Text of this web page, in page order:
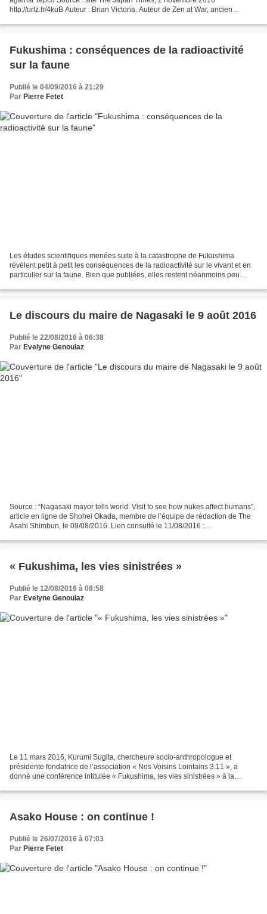
http://urlz.fr/4kuB Auteur : Brian Victoria. Auteur de Zen at War, ancien
Fukushima : conséquences de la radioactivité
sur la faune
Publié le 04/09/2016 à 21:29
Par Pierre Fetet
Les études scientifiques menées suite à la catastrophe de Fukushima
révèlent petit à petit les conséquences de la radioactivité sur le vivant et en
particulier sur la faune. Bien que publiées, elles restent néanmoins peu
Le discours du maire de Nagasaki le 9 août 2016
Publié le 22/08/2016 à 06:38
Par Evelyne Genoulaz
Source : “Nagasaki mayor tells world: Visit to see how nukes affect humans”,
article en ligne de Shohei Okada, membre de l’équipe de rédaction de The
Asahi Shimbun, le 09/08/2016. Lien consulté le 11/08/2016 :
« Fukushima, les vies sinistrées »
Publié le 12/08/2016 à 08:58
Par Evelyne Genoulaz
Le 11 mars 2016, Kurumi Sugita, chercheure socio-anthropologue et
présidente fondatrice de l’association « Nos Voisins Lointains 3.11 », a
donné une conférence intitulée « Fukushima, les vies sinistrées » à la
Asako House : on continue !
Publié le 26/07/2016 à 07:03
Par Pierre Fetet